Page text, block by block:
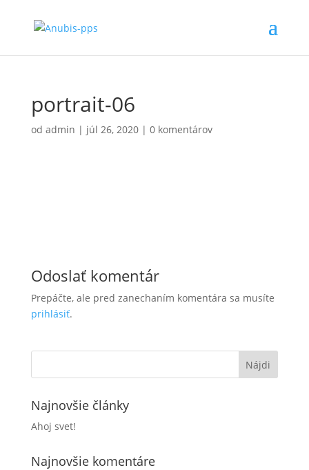
portrait-06
od admin | júl 26, 2020| 0 komentárov
Odoslať komentár
Prepáčte, ale pred zanechaním komentára sa musíte
prihlásiť.
Najnovšie články
Ahoj svet!
Najnovšie komentáre